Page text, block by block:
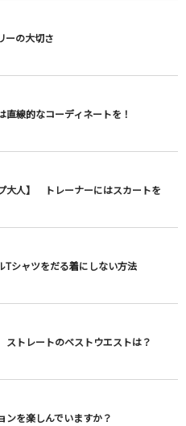
ーの大切さ
直線的なコーディネートを！
プ大人】 トレーナーにはスカートを
Tシャツをだる着にしない方法
トレートのベストウエストは？
ンを楽しんでいますか？